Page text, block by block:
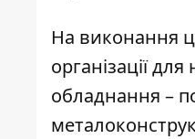
На виконання
організації
обладнання –